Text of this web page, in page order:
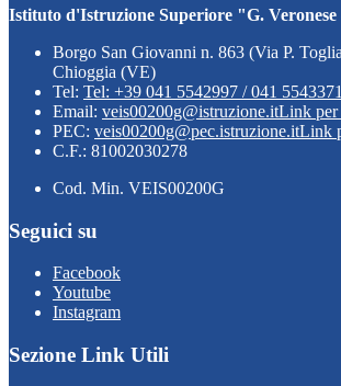
Istituto d'Istruzione Superiore "G.
Borgo San Giovanni n. 863 (Via P.
Chioggia (VE)
Tel: Tel: +39 041 5542997 / 041 5543371
Email: veis00200g@istruzione.itLink per
PEC: veis00200g@pec.istruzione.itLink
C.F.: 81002030278
Cod. Min. VEIS00200G
Seguici su
Facebook
Youtube
Instagram
Sezione Link Utili